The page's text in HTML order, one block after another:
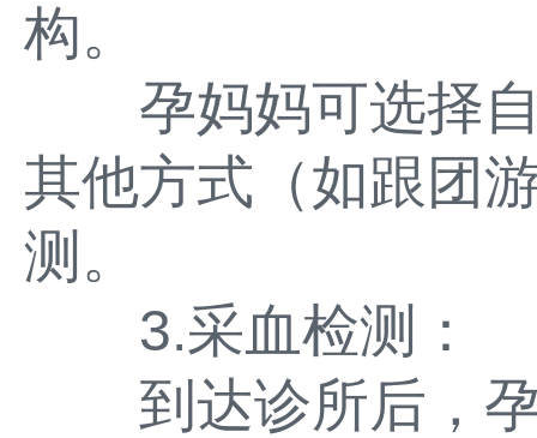
构。
孕妈妈可选择自
其他方式（如跟团
测。
3.采血检测：
到达诊所后，孕